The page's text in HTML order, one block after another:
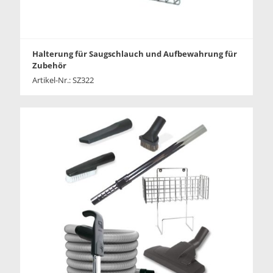
Halterung für Saugschlauch und Aufbewahrung für
Zubehör
Artikel-Nr.: SZ322